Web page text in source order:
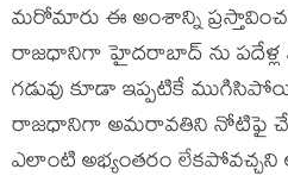
మరోమారు ఈ అంశాన్ని
రాజధానిగా హైదరాబాద్ ను పదేళ్ల
గడువు కూడా ఇప్పటికే
రాజధానిగా అమరావతిని నోటిఫై
ఎలాంటి అభ్యంతరం